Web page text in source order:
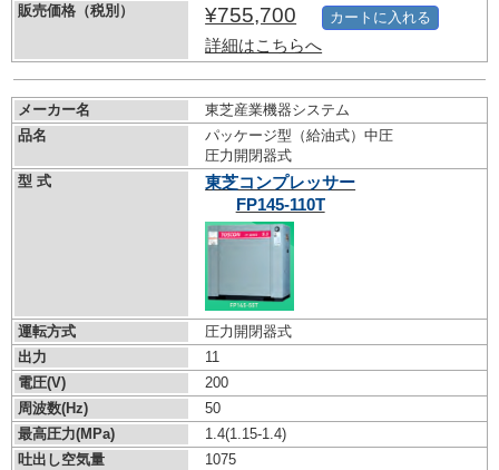
販売価格（税別）
¥755,700
詳細はこちらへ
カートに入れる
メーカー名
東芝産業機器システム
品名
パッケージ型（給油式）中圧
圧力開閉器式
型 式
東芝コンプレッサー
FP145-110T
運転方式
圧力開閉器式
出力
11
電圧(V)
200
周波数(Hz)
50
最高圧力(MPa)
1.4(1.15-1.4)
吐出し空気量
1075